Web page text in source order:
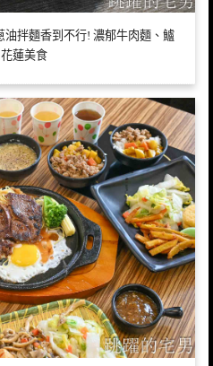
拌麵香到不行! 濃郁牛肉麵、鱸
蓮美食